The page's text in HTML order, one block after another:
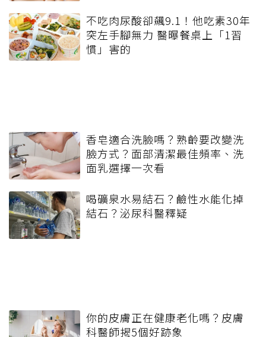
不吃肉尿酸卻飆9.1！他吃素30年
突左手腳無力 醫曝餐桌上「1習
慣」害的
香皂適合洗臉嗎？熟齡要改變洗
臉方式？面部清潔最佳頻率、洗
面乳選擇一次看
喝礦泉水易結石？鹼性水能化掉
結石？泌尿科醫釋疑
你的皮膚正在健康老化嗎？皮膚
科醫師揭5個好跡象